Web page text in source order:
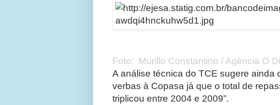
Foto: Murillo Constantino / Agência O
A análise técnica do TCE sugere ainda
verbas à Copasa já que o total de
triplicou entre 2004 e 2009”.